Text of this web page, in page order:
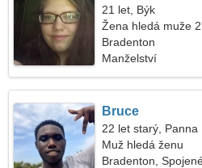
21 let, Býk
Žena hledá muže
Bradenton
Manželství
Bruce
22 let starý, Panna
Muž hledá ženu
Bradenton,